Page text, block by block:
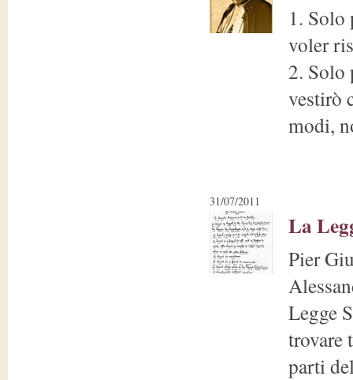
1. Solo
voler
2. Solo
vestirò
modi,
31/07/2011
La
Pier
Legge
trovare
parti